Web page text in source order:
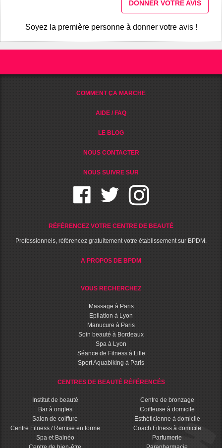
DONNER VOTRE AVIS
Soyez la première personne à donner votre avis !
COMMENT ÇA MARCHE
AIDE / FAQ
LE BLOG
NOUS CONTACTER
NOUS SUIVRE SUR
RÉFÉRENCEZ VOTRE CENTRE DE BEAUTÉ
Professionnels, référencez gratuitement votre établissement sur BPDM.
A PROPOS DE BPDM
VOUS RECHERCHEZ
Massage à Paris
Epilation à Lyon
Manucure à Paris
Soin beauté à Bordeaux
Spa à Lyon
Séance de Fitness à Lille
Sport Aquabiking à Paris
CENTRES DE BEAUTÉ RÉFÉRENCÉS
Institut de beauté
Bar à ongles
Salon de coiffure
Centre Fitness / Remise en forme
Spa et Balnéo
Centre de bronzage
Coiffeuse à domicile
Esthéticienne à domicile
Coach Fitness à domicile
Parfumerie